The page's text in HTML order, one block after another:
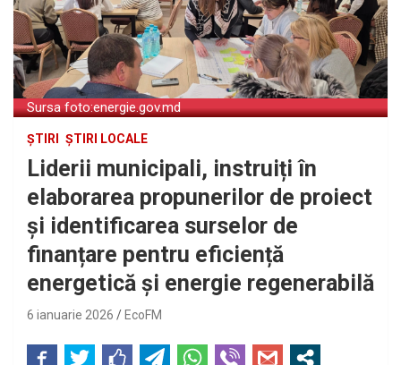
Sursa foto:energie.gov.md
ȘTIRI ȘTIRI LOCALE
Liderii municipali, instruiți în
elaborarea propunerilor de proiect
și identificarea surselor de
finanțare pentru eficiență
energetică și energie regenerabilă
6 ianuarie 2026 EcoFM